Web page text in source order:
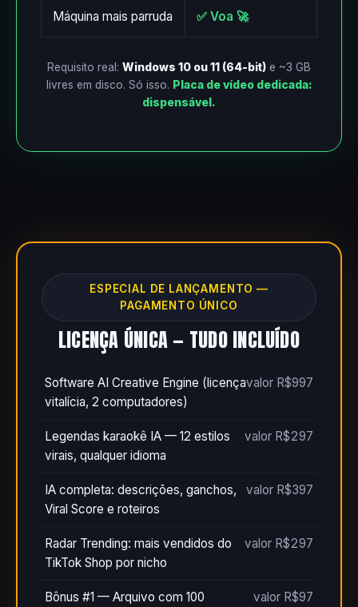
Máquina mais parruda ✅ Voa 🚀
Requisito real: Windows 10 ou 11 (64-bit) e ~3 GB
livres em disco. Só isso. Placa de vídeo dedicada:
dispensável.
ESPECIAL DE LANÇAMENTO —
PAGAMENTO ÚNICO
LICENÇA ÚNICA — TUDO INCLUÍDO
Software AI Creative Engine (licença
vitalícia, 2 computadores)
valor R$997
Legendas karaokê IA — 12 estilos
virais, qualquer idioma
valor R$297
IA completa: descrições, ganchos,
Viral Score e roteiros
valor R$397
Radar Trending: mais vendidos do
TikTok Shop por nicho
valor R$297
Bônus #1 — Arquivo com 100 valor R$97